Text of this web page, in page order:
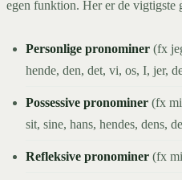
egen funktion. Her er de vigtigste
Personlige pronominer (fx
hende, den, det, vi, os, I, jer,
Possessive pronominer (fx
sit, sine, hans, hendes, dens,
Refleksive pronominer (fx